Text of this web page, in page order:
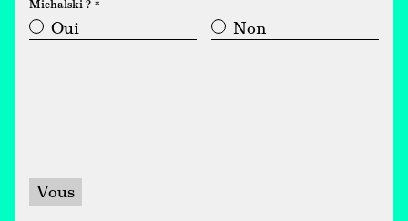
Michalski ?
Oui Non
Vous